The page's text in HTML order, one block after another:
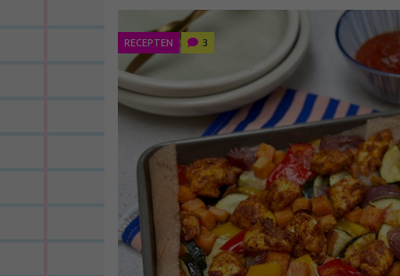
RECEPTEN 3